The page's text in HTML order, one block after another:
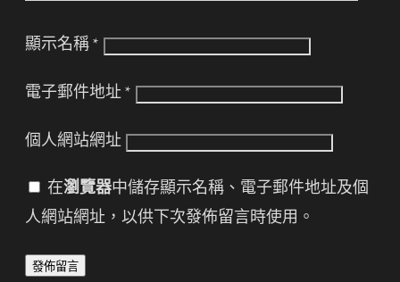
顯示名稱 *
電子郵件地址 *
個人網站網址
在瀏覽器中儲存顯示名稱、電子郵件地址及個
人網站網址，以供下次發佈留言時使用。